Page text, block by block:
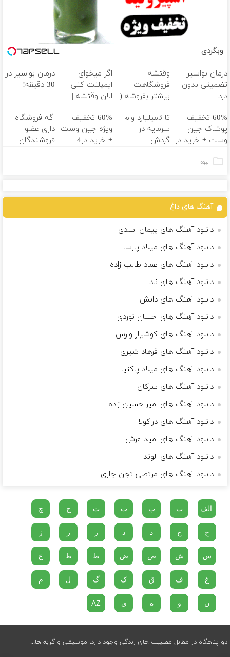
وبگردی
درمان بواسیر
تضمینی بدون
درد
وقتشه
فروشگاهت
بیشتر بفروشه (
نام کن )
اگر میخوای
ایمپلنت کنی
الان وقتشه |
میلیون تومان!!!
درمان بواسیر در
30 دقیقه!
60% تخفیف
پوشاک جین
وست + خرید در
تا 3میلیارد وام
سرمایه در
گردش
60% تخفیف
ویژه جین وست
+ خرید در4
اگه فروشگاه
داری عضو
فروشندگان
آلبوم
آهنگ های داغ
دانلود آهنگ های پیمان اسدی
دانلود آهنگ های میلاد پارسا
دانلود آهنگ های عماد طالب زاده
دانلود آهنگ های ناد
دانلود آهنگ های دانش
دانلود آهنگ های احسان نوردی
دانلود آهنگ های کوشیار وارس
دانلود آهنگ های فرهاد شیری
دانلود آهنگ های میلاد پاکنیا
دانلود آهنگ های سرکان
دانلود آهنگ های امیر حسین زاده
دانلود آهنگ های دراکولا
دانلود آهنگ های امید عرش
دانلود آهنگ های الوند
دانلود آهنگ های مرتضی تجن جاری
الف ب پ ت ث ج چ
ح خ د ذ ر ز ژ
س ش ص ض ط ظ ع
غ ف ق ک گ ل م
ن و ه ی AZ
دو پناهگاه در مقابل مصیبت های زندگی وجود دارد، موسیقی و گربه ها...